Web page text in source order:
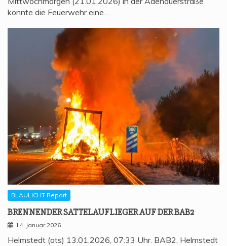
konnte die Feuerwehr eine…
BLAULICHT Report
BREN­NEN­DER SAT­TEL­AUF­LIE­GER AUF DER BAB2
14. Januar 2026
Helmstedt (ots) 13.01.2026, 07:33 Uhr. BAB2, Helmstedt